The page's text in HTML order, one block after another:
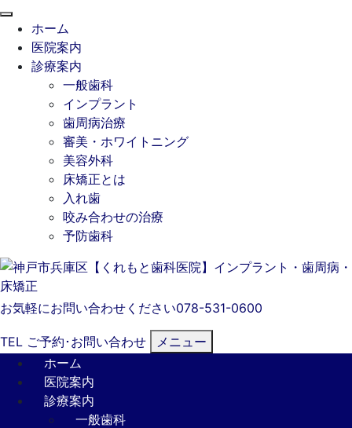
ホーム
医院案内
診療案内
一般歯科
インプラント
歯周病治療
審美・ホワイトニング
美容外科
床矯正とは
入れ歯
咬み合わせの治療
予防歯科
お気軽にお問い合わせください078-531-0600
TEL ご予約･ お問い合わせ
メニュー
ホーム
医院案内
診療案内
一般歯科